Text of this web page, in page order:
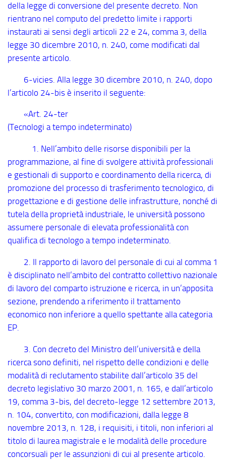
della legge di conversione del presente decreto. Non
rientrano nel computo del predetto limite i rapporti
instaurati ai sensi degli articoli 22 e 24, comma 3, della
legge 30 dicembre 2010, n. 240, come modificati dal
presente articolo.
6-vicies . Alla legge 30 dicembre 2010, n. 240, dopo
l’articolo 24-bis è inserito il seguente:
«Art. 24-ter
(Tecnologi a tempo indeterminato)
1. Nell’ambito delle risorse disponibili per la
programmazione, al fine di svolgere attività professionali
e gestionali di supporto e coordinamento della ricerca, di
promozione del processo di trasferimento tecnologico, di
progettazione e di gestione delle infrastrutture, nonché di
tutela della proprietà industriale, le università possono
assumere personale di elevata professionalità con
qualifica di tecnologo a tempo indeterminato.
2. Il rapporto di lavoro del personale di cui al comma 1
è disciplinato nell’ambito del contratto collettivo nazionale
di lavoro del comparto istruzione e ricerca, in un’apposita
sezione, prendendo a riferimento il trattamento
economico non inferiore a quello spettante alla categoria
EP.
3. Con decreto del Ministro dell’università e della
ricerca sono definiti, nel rispetto delle condizioni e delle
modalità di reclutamento stabilite dall’articolo 35 del
decreto legislativo 30 marzo 2001, n. 165, e dall’articolo
19, comma 3-bis, del decreto-legge 12 settembre 2013,
n. 104, convertito, con modificazioni, dalla legge 8
novembre 2013, n. 128, i requisiti, i titoli, non inferiori al
titolo di laurea magistrale e le modalità delle procedure
concorsuali per le assunzioni di cui al presente articolo.